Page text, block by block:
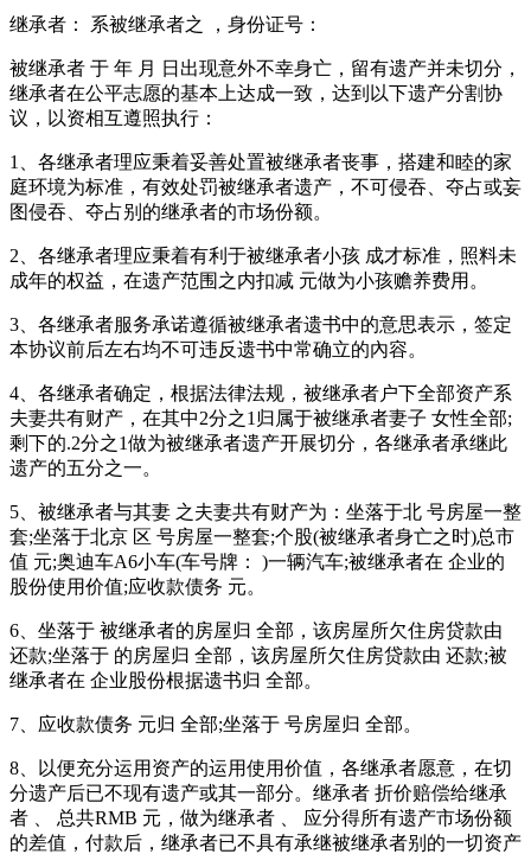
继承者： 系被继承者之 ，身份证号：
被继承者 于 年 月 日出现意外不幸身亡，留有遗产并未切分，
继承者在公平志愿的基本上达成一致，达到以下遗产分割协
议，以资相互遵照执行：
1、各继承者理应秉着妥善处置被继承者丧事，搭建和睦的家
庭环境为标准，有效处罚被继承者遗产，不可侵吞、夺占或妄
图侵吞、夺占别的继承者的市场份额。
2、各继承者理应秉着有利于被继承者小孩 成才标准，照料未
成年的权益，在遗产范围之内扣减 元做为小孩赡养费用。
3、各继承者服务承诺遵循被继承者遗书中的意思表示，签定
本协议前后左右均不可违反遗书中常确立的內容。
4、各继承者确定，根据法律法规，被继承者户下全部资产系
夫妻共有财产，在其中2分之1归属于被继承者妻子 女性全部;
剩下的.2分之1做为被继承者遗产开展切分，各继承者承继此
遗产的五分之一。
5、被继承者与其妻 之夫妻共有财产为：坐落于北 号房屋一整
套;坐落于北京 区 号房屋一整套;个股(被继承者身亡之时)总市
值 元;奥迪车A6小车(车号牌： )一辆汽车;被继承者在 企业的
股份使用价值;应收款债务 元。
6、坐落于 被继承者的房屋归 全部，该房屋所欠住房贷款由
还款;坐落于 的房屋归 全部，该房屋所欠住房贷款由 还款;被
继承者在 企业股份根据遗书归 全部。
7、应收款债务 元归 全部;坐落于 号房屋归 全部。
8、以便充分运用资产的运用使用价值，各继承者愿意，在切
分遗产后已不现有遗产或其一部分。继承者 折价赔偿给继承
者 、 总共RMB 元，做为继承者 、 应分得所有遗产市场份额
的差值，付款后，继承者已不具有承继被继承者别的一切资产